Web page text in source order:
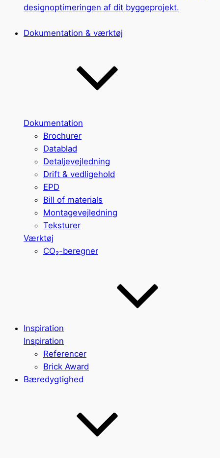
designoptimeringen af dit byggeprojekt.
Dokumentation & værktøj
Dokumentation
Brochurer
Datablad
Detaljevejledning
Drift & vedligehold
EPD
Bill of materials
Montagevejledning
Teksturer
Værktøj
CO₂-beregner
Inspiration
Inspiration
Referencer
Brick Award
Bæredygtighed